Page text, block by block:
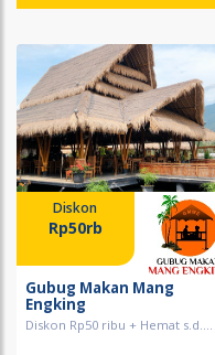
Diskon
Rp50rb
Gubug Makan Mang
Engking
Diskon Rp50 ribu + Hemat s.d....